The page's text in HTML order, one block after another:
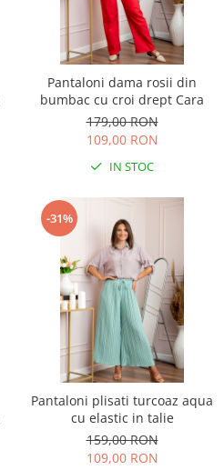
Pantaloni dama rosii din
bumbac cu croi drept Cara
179,00 RON
109,00 RON
IN STOC
-31%
Pantaloni plisati turcoaz aqua
cu elastic in talie
159,00 RON
109,00 RON